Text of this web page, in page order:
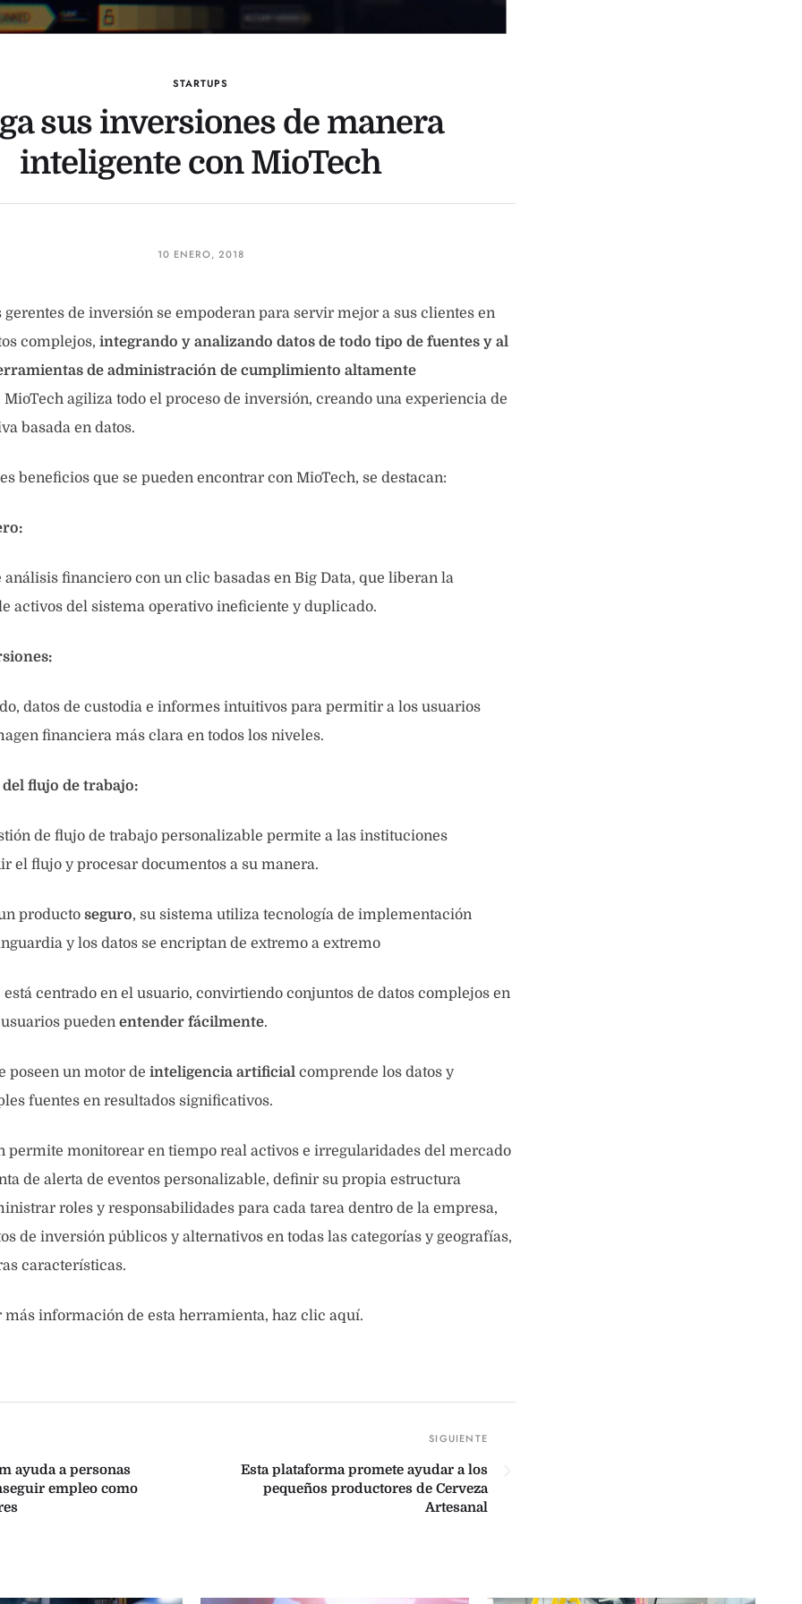
STARTUPS
sus inversiones de manera
inteligente con MioTech
10 ENERO, 2018
de inversión se empoderan para servir mejor a sus clientes en
complejos, integrando y analizando datos de todo tipo de fuentes y al
de administración de cumplimiento altamente
MioTech agiliza todo el proceso de inversión, creando una experiencia de
basada en datos.
beneficios que se pueden encontrar con MioTech, se destacan:
financiero con un clic basadas en Big Data, que liberan la
activos del sistema operativo ineficiente y duplicado.
datos de custodia e informes intuitivos para permitir a los usuarios
financiera más clara en todos los niveles.
flujo de trabajo:
de flujo de trabajo personalizable permite a las instituciones
el flujo y procesar documentos a su manera.
producto seguro, su sistema utiliza tecnología de implementación
y los datos se encriptan de extremo a extremo
está centrado en el usuario, convirtiendo conjuntos de datos complejos en
pueden entender fácilmente.
poseen un motor de inteligencia artificial comprende los datos y
fuentes en resultados significativos.
permite monitorear en tiempo real activos e irregularidades del mercado
de alerta de eventos personalizable, definir su propia estructura
roles y responsabilidades para cada tarea dentro de la empresa,
de inversión públicos y alternativos en todas las categorías y geografías,
características.
más información de esta herramienta, haz clic aquí.
ayuda a personas
empleo como
Esta plataforma promete ayudar a los
pequeños productores de Cerveza
Artesanal